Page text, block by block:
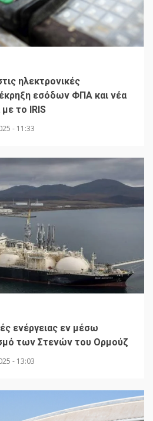
ηλεκτρονικές
εσόδων ΦΠΑ και νέα
το IRIS
- 11:33
ενέργειας εν μέσω
των Στενών του Ορμούζ
- 13:03